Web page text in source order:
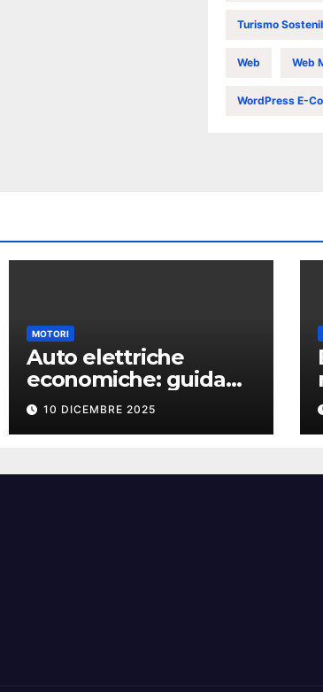
Turismo
Web Web
WordPress E-
MOTORI
Auto elettriche
economiche: guida
all’acquisto per
risparmiare davvero
10 DICEMBRE 2025